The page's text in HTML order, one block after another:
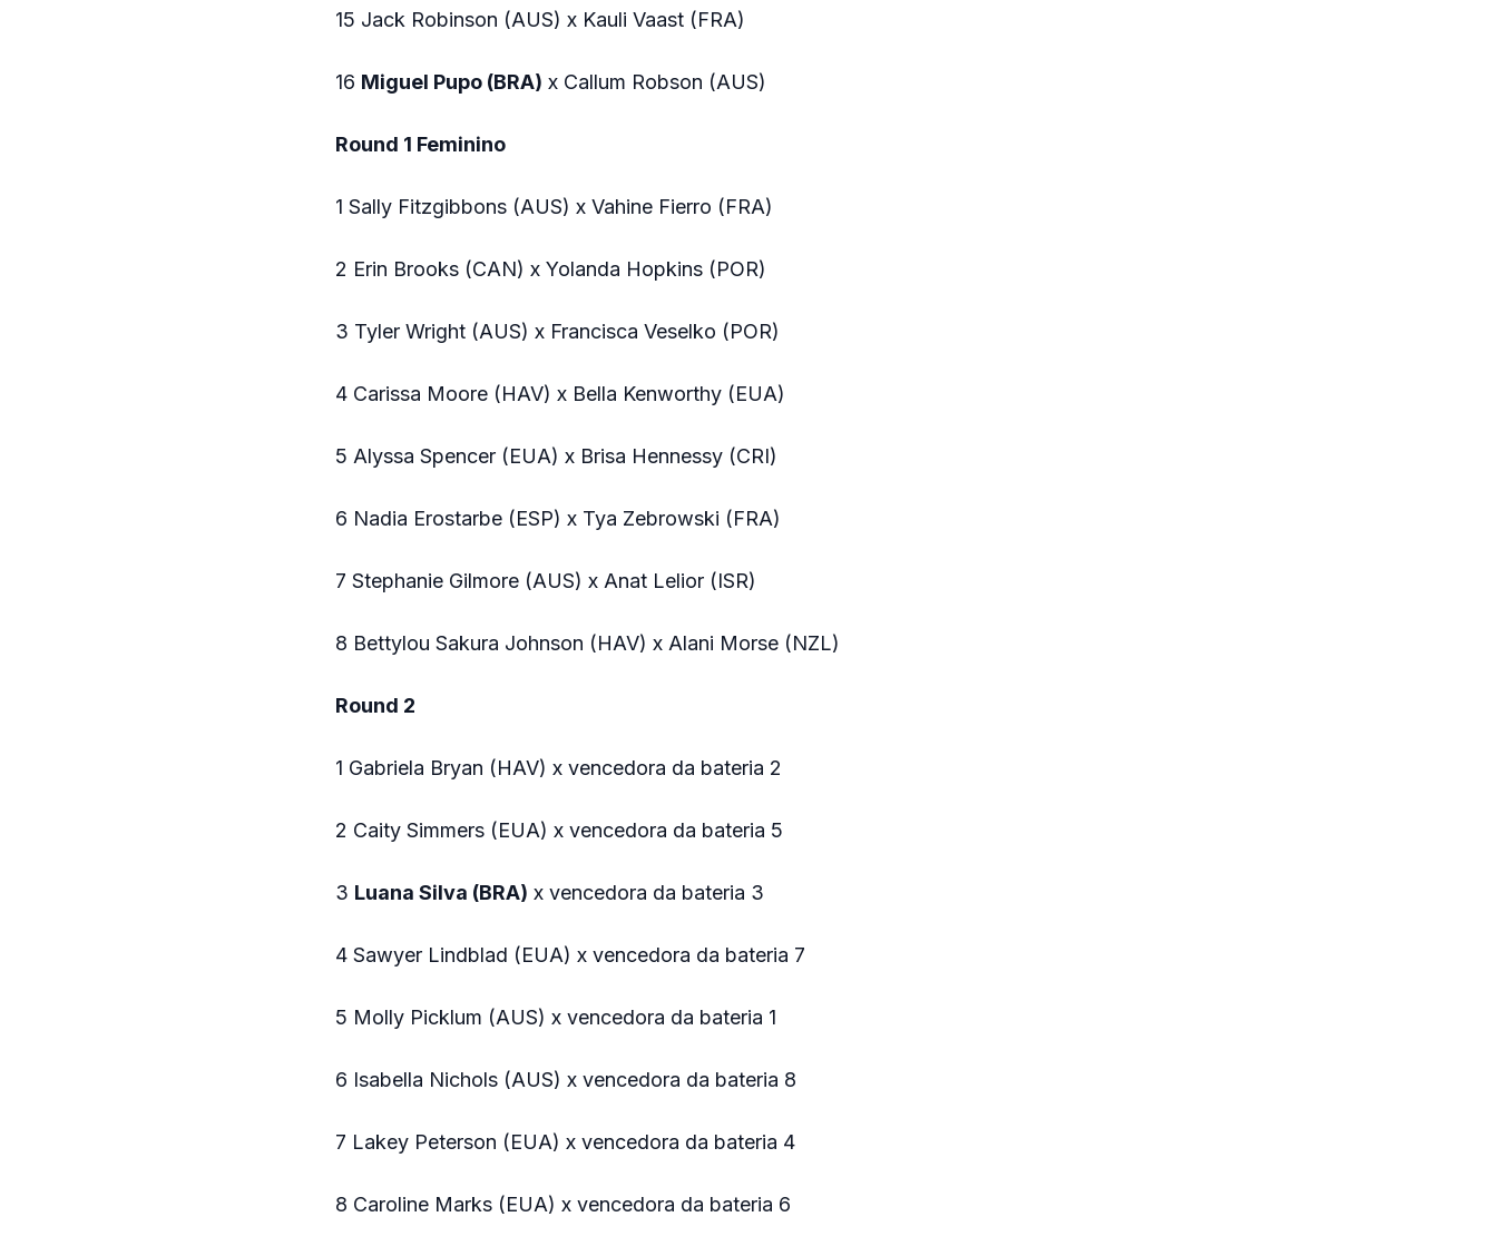
15 Jack Robinson (AUS) x Kauli Vaast (FRA)
16 Miguel Pupo (BRA) x Callum Robson (AUS)
Round 1 Feminino
1 Sally Fitzgibbons (AUS) x Vahine Fierro (FRA)
2 Erin Brooks (CAN) x Yolanda Hopkins (POR)
3 Tyler Wright (AUS) x Francisca Veselko (POR)
4 Carissa Moore (HAV) x Bella Kenworthy (EUA)
5 Alyssa Spencer (EUA) x Brisa Hennessy (CRI)
6 Nadia Erostarbe (ESP) x Tya Zebrowski (FRA)
7 Stephanie Gilmore (AUS) x Anat Lelior (ISR)
8 Bettylou Sakura Johnson (HAV) x Alani Morse (NZL)
Round 2
1 Gabriela Bryan (HAV) x vencedora da bateria 2
2 Caity Simmers (EUA) x vencedora da bateria 5
3 Luana Silva (BRA) x vencedora da bateria 3
4 Sawyer Lindblad (EUA) x vencedora da bateria 7
5 Molly Picklum (AUS) x vencedora da bateria 1
6 Isabella Nichols (AUS) x vencedora da bateria 8
7 Lakey Peterson (EUA) x vencedora da bateria 4
8 Caroline Marks (EUA) x vencedora da bateria 6